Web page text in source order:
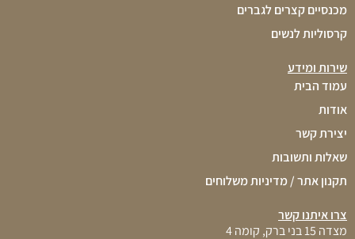
מכנסיים קצרים לגברים
קרסוליות לנשים
שירות ומידע
עמוד הבית
אודות
יצירת קשר
שאלות ותשובות
תקנון אתר / מדיניות משלוחים
צרו איתנו קשר
מצדה 15 בני ברק, קומה 4